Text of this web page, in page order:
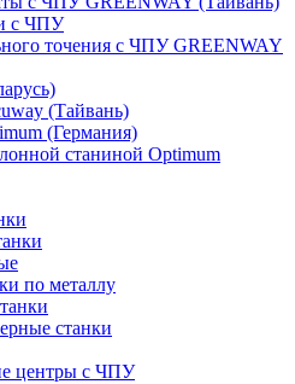
с ЧПУ
точения с ЧПУ GREENWAY
(Тайвань)
(Германия)
станиной Optimum
по металлу
станки
центры с ЧПУ